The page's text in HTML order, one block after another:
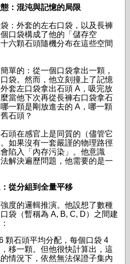
：混沌與記憶的局限
：外套的左右口袋，以及長褲
口袋構成了他的「儲存空
六顆石頭隨機分布在這些空間
單的：從一個口袋拿出一顆，
袋。然而，他立刻撞上了記憶
套左口袋拿出石頭 A，吸完放
當他下次再從長褲右口袋拿石
一顆是剛放進去的 A，哪一顆
石頭？
頭在感官上是同質的（儘管它
如果沒有一套嚴謹的物理路徑
陷入「內存污染」。他意識
解決遍歷問題，他需要的是一
從分組到全量平移
度的邏輯推演。他設想了數種
袋（暫稱為 A, B, C, D）之間建
顆石頭平均分配，每個口袋 4
移一顆。但他很快計算出，這
情況下，依然無法保證子集內